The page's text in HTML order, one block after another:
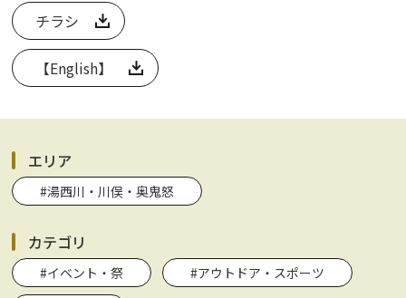
チラシ
【English】
エリア
#湯西川・川俣・奥鬼怒
カテゴリ
#イベント・祭
#アウトドア・スポーツ